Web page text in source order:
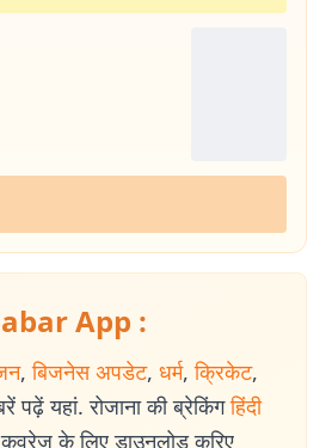
App :
, बिजनेस अपडेट, धर्म, क्रिकेट,
पढ़ें यहां. रोजाना की ब्रेकिंग हिंदी
के लिए डाउनलोड करिए